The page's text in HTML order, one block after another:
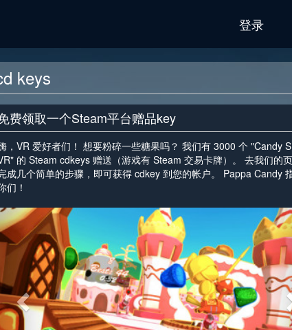
登录
keys
费领取一个Steam平台赠品key
，VR 爱好者们！ 想要粉碎一些糖果吗？ 我们有 3000 个 "Candy
的 Steam cdkeys 赠送（游戏有 Steam 交易卡牌）。 去我们的页
成几个简单的步骤，即可获得 cdkey 到您的帐户。 Pappa Candy
们！
<